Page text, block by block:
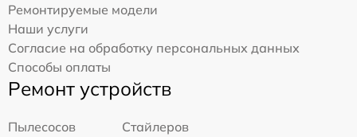
Ремонтируемые модели
Наши услуги
Согласие на обработку персональных данных
Способы оплаты
Ремонт устройств
Пылесосов
Стайлеров